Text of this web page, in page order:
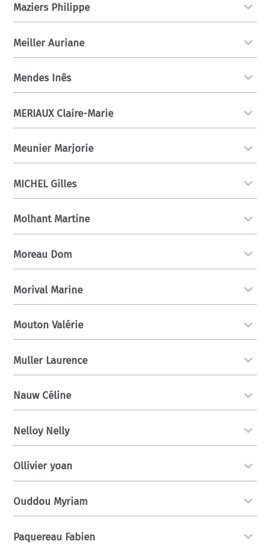
Maziers Philippe
Meiller Auriane
Mendes Inês
MERIAUX Claire-Marie
Meunier Marjorie
MICHEL Gilles
Molhant Martine
Moreau Dom
Morival Marine
Mouton Valérie
Muller Laurence
Nauw Céline
Nelloy Nelly
Ollivier yoan
Ouddou Myriam
Paquereau Fabien